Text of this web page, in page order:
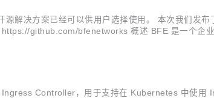
解决方案已经可以供用户选择使用。 本次我们发布
github.com/bfenetworks 概述 BFE 是一个企
Controller，用于支持在 Kubernetes 中使用